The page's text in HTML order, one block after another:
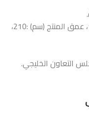
أبعاد السرير:الطول:ارتفاع المنتج (سم) :118، عمق المنتج (سم) :210،
التعاون الخليجي.